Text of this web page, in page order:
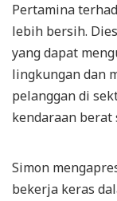
Pertamina
lebih bersih.
yang dapat
lingkungan dan
pelanggan di
kendaraan
Simon
bekerja keras